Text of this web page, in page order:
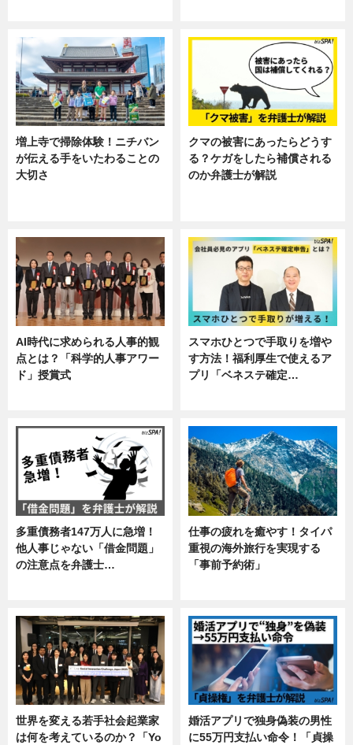
増上寺で掃除体験！ニチバン
が伝える手をいたわることの
大切さ
クマの被害にあったらどうす
る？ケガをしたら補償される
のか弁護士が解説
AI時代に求められる人事的観
点とは？「科学的人事アワー
ド」授賞式
スマホひとつで手取りを増や
す方法！福利厚生で使えるア
プリ「ベネステ確定…
多重債務者147万人に急増！
他人事じゃない「借金問題」
の注意点を弁護士…
仕事の疲れを癒やす！タイパ
重視の海外旅行を実現する
「事前予約術」
世界を変える若手社会起業家
は何を考えているのか？「Yo
婚活アプリで独身偽装の男性
に55万円支払い命令！「貞操